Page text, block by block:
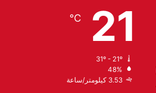
21
℃
48%
3.53 كيلومتر/ساعة